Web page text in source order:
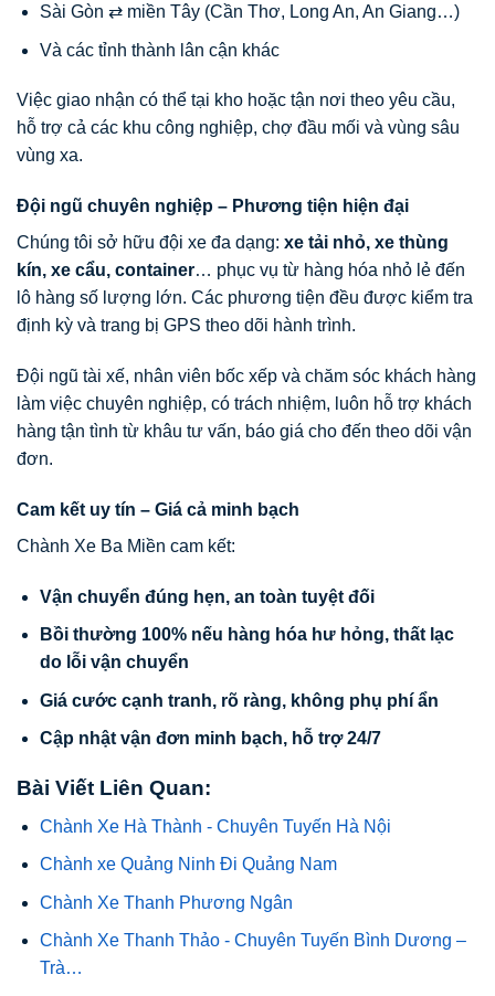
Sài Gòn ⇄ miền Tây (Cần Thơ, Long An, An Giang…)
Và các tỉnh thành lân cận khác
Việc giao nhận có thể tại kho hoặc tận nơi theo yêu cầu,
hỗ trợ cả các khu công nghiệp, chợ đầu mối và vùng sâu
vùng xa.
Đội ngũ chuyên nghiệp – Phương tiện hiện đại
Chúng tôi sở hữu đội xe đa dạng: xe tải nhỏ, xe thùng
kín, xe cẩu, container… phục vụ từ hàng hóa nhỏ lẻ đến
lô hàng số lượng lớn. Các phương tiện đều được kiểm tra
định kỳ và trang bị GPS theo dõi hành trình.
Đội ngũ tài xế, nhân viên bốc xếp và chăm sóc khách hàng
làm việc chuyên nghiệp, có trách nhiệm, luôn hỗ trợ khách
hàng tận tình từ khâu tư vấn, báo giá cho đến theo dõi vận
đơn.
Cam kết uy tín – Giá cả minh bạch
Chành Xe Ba Miền cam kết:
Vận chuyển đúng hẹn, an toàn tuyệt đối
Bồi thường 100% nếu hàng hóa hư hỏng, thất lạc
do lỗi vận chuyển
Giá cước cạnh tranh, rõ ràng, không phụ phí ẩn
Cập nhật vận đơn minh bạch, hỗ trợ 24/7
Bài Viết Liên Quan:
Chành Xe Hà Thành - Chuyên Tuyến Hà Nội
Chành xe Quảng Ninh Đi Quảng Nam
Chành Xe Thanh Phương Ngân
Chành Xe Thanh Thảo - Chuyên Tuyến Bình Dương –
Trà…